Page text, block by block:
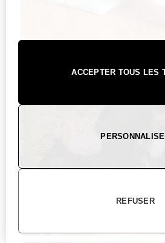
ACCEPTER TOUS LES
REFUSER